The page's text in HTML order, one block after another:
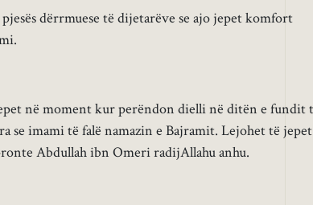
dërrmuese të dijetarëve se ajo jepet komfort
në moment kur perëndon dielli në ditën e fundit
se imami të falë namazin e Bajramit. Lejohet të jepet
Abdullah ibn Omeri radijAllahu anhu.